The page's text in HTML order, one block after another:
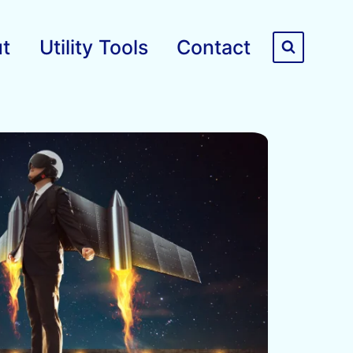
Utility Tools Contact